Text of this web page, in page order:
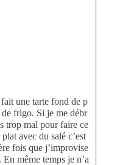
fait une tarte fond de p
de frigo. Si je me débr
trop mal pour faire ce
plat avec du salé c’est
fois que j’improvise
En même temps je n’a